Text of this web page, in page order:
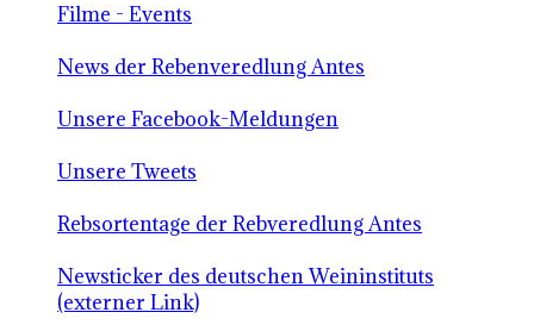
Filme - Events
News der Rebenveredlung Antes
Unsere Facebook-Meldungen
Unsere Tweets
Rebsortentage der Rebveredlung Antes
Newsticker des deutschen Weininstituts
(externer Link)